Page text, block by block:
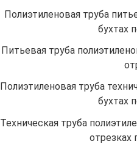
Полиэтиленовая труба
бухтах
Питьевая труба
Полиэтиленовая труба
бухтах
Техническая труба
отрезках